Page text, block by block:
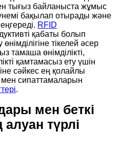
тығыз байланыста жұмыс
үнемі бақылап отырады және
RFID
қабаты болып
тікелей әсер
тамаша өнімділікті,
қамтамасыз ету үшін
сәйкес ең қолайлы
сипаттамаларын
.
мен беткі
түрлі